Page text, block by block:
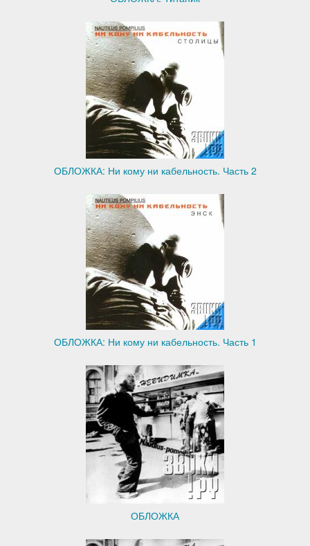
ОБЛОЖКА: Ни кому ни кабельность. Часть 2
ОБЛОЖКА: Ни кому ни кабельность. Часть 1
ОБЛОЖКА